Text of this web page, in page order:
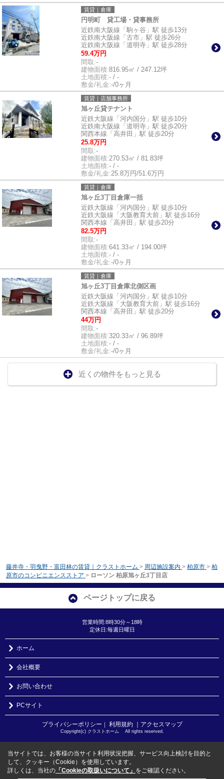
賃貸｜倉庫
円明町 貸工場・貸事務所
近鉄南大阪線「駒ヶ谷」駅 徒歩13分
近鉄南大阪線「古市」駅 徒歩26分
近鉄南大阪線「道明寺」駅 徒歩28分
59.4万円
間取:-
建物面積:816.95㎡ / 247.12坪
土地面積:- / -
敷金/礼金:-/0ヶ月
賃貸｜店舗事務所
旭ヶ丘貸テナント
近鉄大阪線「河内国分」駅 徒歩10分
近鉄南大阪線「道明寺」駅 徒歩20分
関西本線「高井田」駅 徒歩20分
25.8万円
間取:-
建物面積:270.53㎡ / 81.83坪
土地面積:- / -
敷金/礼金:25.8万円/51.6万円
賃貸｜倉庫
旭ヶ丘3丁目倉庫一括
近鉄大阪線「河内国分」駅 徒歩10分
近鉄大阪線「大阪教育大前」駅 徒歩16分
関西本線「高井田」駅 徒歩20分
82.5万円
間取:-
建物面積:641.33㎡ / 194.00坪
土地面積:- / -
敷金/礼金:-/0ヶ月
賃貸｜倉庫
旭ヶ丘3丁目倉庫北側区画
近鉄大阪線「河内国分」駅 徒歩10分
近鉄大阪線「大阪教育大前」駅 徒歩16分
関西本線「高井田」駅 徒歩20分
44万円
間取:-
建物面積:320.33㎡ / 96.89坪
土地面積:- / -
敷金/礼金:-/0ヶ月
近くの物件をもっと見る
藤井寺・羽曳野・富田林の賃貸｜クラストホーム > 周辺施設案内 > 柏原市 > 柏
原市のコンビニエンスストア > ローソン 柏原旭ヶ丘3丁目店
ページトップに戻る
営業時間:8時30分～18時
定休日:毎週日曜日
ホーム
会社概要
お問い合わせ
PCサイト
プライバシーポリシー ｜ 利用規約 ｜アクセスマップ
Copyright(c) クラストホーム All rights reserved.
当サイトでは、お客様の当サイト利用状況把握、サービス向上検討を目的と
して、クッキー（Cookie）を使用しています。
詳しくは、当社の 「Cookieの取扱いについて」 をご確認ください。